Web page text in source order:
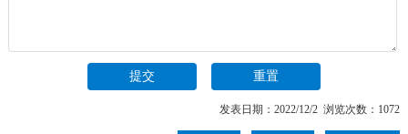
发表日期：2022/12/2 浏览次数：1072